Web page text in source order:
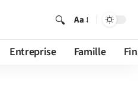
Aa
Entreprise Famille